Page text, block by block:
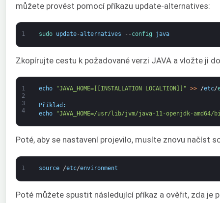
můžete provést pomocí příkazu update-alternatives:
1 sudo update-alternatives --config java
Zkopírujte cestu k požadované verzi JAVA a vložte ji
1
2
3
4
echo "JAVA_HOME=[[INSTALLATION LOCALTION]]" >> /etc/
Příklad :
echo
"JAVA_HOME=/usr/lib/jvm/java-11-openjdk-amd64/
Poté, aby se nastavení projevilo, musíte znovu načíst
1 source /etc/environment
Poté můžete spustit následující příkaz a ověřit, zda je